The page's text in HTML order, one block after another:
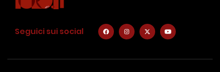
Seguici sui social